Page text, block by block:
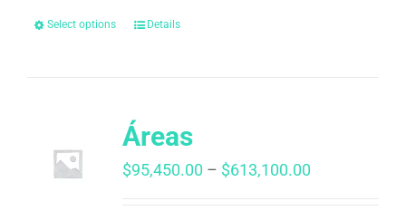
Select options Details
Áreas
$95,450.00 – $613,100.00Price